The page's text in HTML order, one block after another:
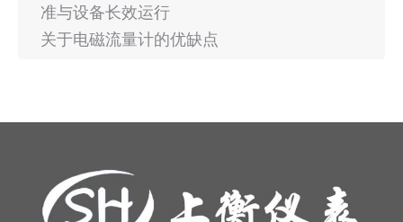
准与设备长效运行
关于电磁流量计的优缺点